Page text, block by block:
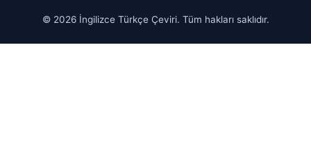
© 2026 İngilizce Türkçe Çeviri. Tüm hakları saklıdır.